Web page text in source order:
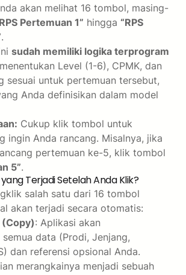
akan melihat 16 tombol, masing-
Pertemuan 1” hingga “RPS
.
sudah memiliki logika terprogram
Level (1-6), CPMK, dan
sesuai untuk pertemuan tersebut,
Anda definisikan dalam model
Cukup klik tombol untuk
ingin Anda rancang. Misalnya, jika
pertemuan ke-5, klik tombol
5”.
Terjadi Setelah Anda Klik?
salah satu dari 16 tombol
akan terjadi secara otomatis:
: Aplikasi akan
data (Prodi, Jenjang,
dan referensi opsional Anda.
merangkainya menjadi sebuah